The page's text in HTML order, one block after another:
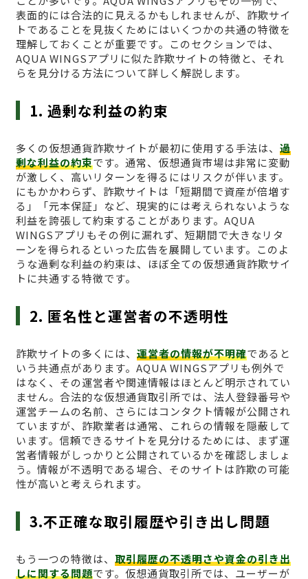
表面的には合法的に見えるかもしれませんが、詐欺サイ
トであることを見抜くためにはいくつかの共通の特徴を
理解しておくことが重要です。このセクションでは、
AQUA WINGSアプリに似た詐欺サイトの特徴と、それ
らを見分ける方法について詳しく解説します。
1. 過剰な利益の約束
多くの仮想通貨詐欺サイトが最初に使用する手法は、 過
剰な利益の約束です。通常、仮想通貨市場は非常に変動
が激しく、高いリターンを得るにはリスクが伴います。
にもかかわらず、詐欺サイトは「短期間で資産が倍増す
る」「元本保証」など、現実的には考えられないような
利益を誇張して約束することがあります。AQUA
WINGSアプリもその例に漏れず、短期間で大きなリタ
ーンを得られるといった広告を展開しています。このよ
うな過剰な利益の約束は、ほぼ全ての仮想通貨詐欺サイ
トに共通する特徴です。
2. 匿名性と運営者の不透明性
詐欺サイトの多くには、 運営者の情報が不明確であると
いう共通点があります。AQUA WINGSアプリも例外で
はなく、その運営者や関連情報はほとんど明示されてい
ません。合法的な仮想通貨取引所では、法人登録番号や
運営チームの名前、さらにはコンタクト情報が公開され
ていますが、詐欺業者は通常、これらの情報を隠蔽して
います。信頼できるサイトを見分けるためには、まず運
営者情報がしっかりと公開されているかを確認しましょ
う。情報が不透明である場合、そのサイトは詐欺の可能
性が高いと考えられます。
3.不正確な取引履歴や引き出し問題
もう一つの特徴は、 取引履歴の不透明さや資金の引き出
しに関する問題です。仮想通貨取引所では、ユーザーが